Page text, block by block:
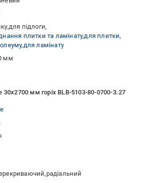
для підлоги
плитки та ламінату для плитки
для ламінату
мм
30х2700 мм горіх BLB-5103-80-0700-З.27
радіальний